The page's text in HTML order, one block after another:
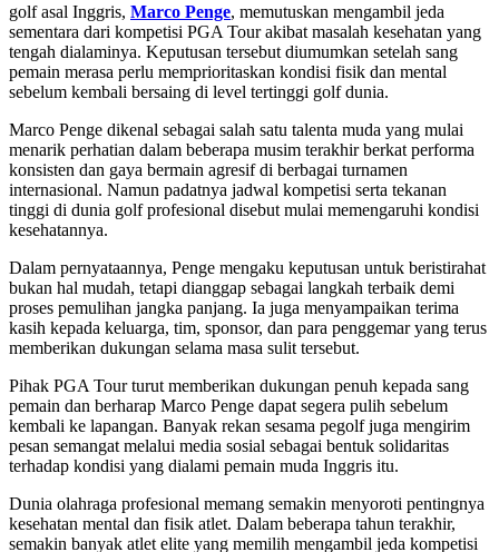
golf asal Inggris, Marco Penge, memutuskan mengambil jeda
sementara dari kompetisi PGA Tour akibat masalah kesehatan yang
tengah dialaminya. Keputusan tersebut diumumkan setelah sang
pemain merasa perlu memprioritaskan kondisi fisik dan mental
sebelum kembali bersaing di level tertinggi golf dunia.
Marco Penge dikenal sebagai salah satu talenta muda yang mulai
menarik perhatian dalam beberapa musim terakhir berkat performa
konsisten dan gaya bermain agresif di berbagai turnamen
internasional. Namun padatnya jadwal kompetisi serta tekanan
tinggi di dunia golf profesional disebut mulai memengaruhi kondisi
kesehatannya.
Dalam pernyataannya, Penge mengaku keputusan untuk beristirahat
bukan hal mudah, tetapi dianggap sebagai langkah terbaik demi
proses pemulihan jangka panjang. Ia juga menyampaikan terima
kasih kepada keluarga, tim, sponsor, dan para penggemar yang terus
memberikan dukungan selama masa sulit tersebut.
Pihak PGA Tour turut memberikan dukungan penuh kepada sang
pemain dan berharap Marco Penge dapat segera pulih sebelum
kembali ke lapangan. Banyak rekan sesama pegolf juga mengirim
pesan semangat melalui media sosial sebagai bentuk solidaritas
terhadap kondisi yang dialami pemain muda Inggris itu.
Dunia olahraga profesional memang semakin menyoroti pentingnya
kesehatan mental dan fisik atlet. Dalam beberapa tahun terakhir,
semakin banyak atlet elite yang memilih mengambil jeda kompetisi